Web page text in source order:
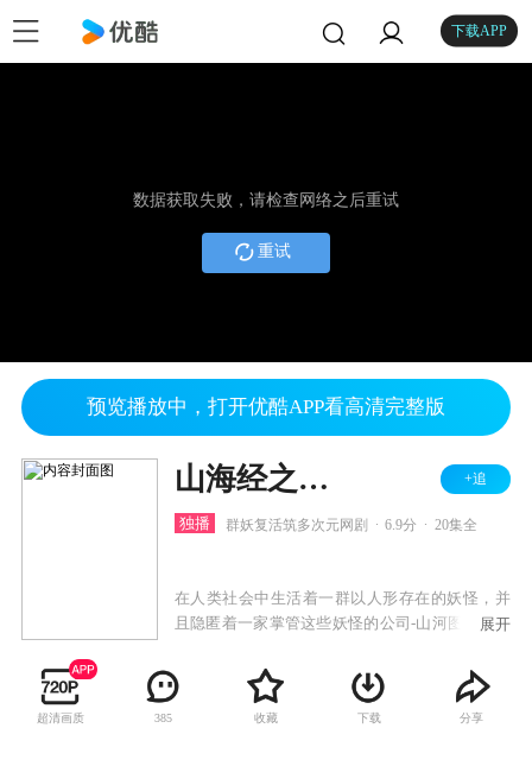
下载APP
数据获取失败，请检查网络之后重试
重试
预览播放中，打开优酷APP看高清完整版
山海经之山河图 +追
独播 群妖复活筑多次元网剧 6.9分 20集全
在人类社会中生活着一群以人形存在的妖怪，并
且隐匿着一家掌管这些妖怪的公司-山河图。几千
桩桩妖怪事件，致力于平衡人与妖之间的关系，
维护社会稳定，从而达到人妖和平共处的理想境
界。具有特殊体质的怪咖冯无敌被山河图发现并
展开
超清画质 385 收藏 下载 分享